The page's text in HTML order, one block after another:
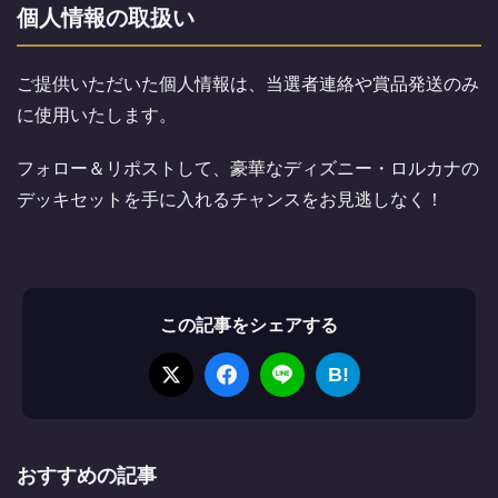
個人情報の取扱い
ご提供いただいた個人情報は、当選者連絡や賞品発送のみ
に使用いたします。
フォロー＆リポストして、豪華なディズニー・ロルカナの
デッキセットを手に入れるチャンスをお見逃しなく！
この記事をシェアする
B!
おすすめの記事